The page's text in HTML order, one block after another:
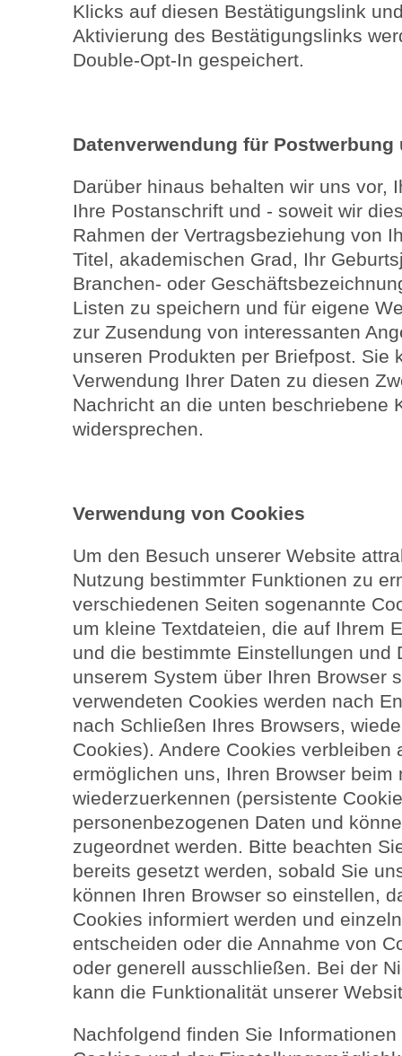
Klicks auf diesen Bestätigungslink
Aktivierung des Bestätigungslinks
Double-Opt-In gespeichert.
Datenverwendung für
Darüber hinaus behalten wir uns vor,
Ihre Postanschrift und - soweit wir
Rahmen der Vertragsbeziehung von
Titel, akademischen Grad, Ihr
Branchen- oder
Listen zu speichern und für eigene
zur Zusendung von interessanten
unseren Produkten per Briefpost. Sie
Verwendung Ihrer Daten zu diesen
Nachricht an die unten beschriebene
widersprechen.
Verwendung von Cookies
Um den Besuch unserer Website
Nutzung bestimmter Funktionen zu
verschiedenen Seiten sogenannte
um kleine Textdateien, die auf Ihrem
und die bestimmte Einstellungen und
unserem System über Ihren Browser
verwendeten Cookies werden nach
nach Schließen Ihres Browsers,
Cookies). Andere Cookies verbleiben
ermöglichen uns, Ihren Browser beim
wiederzuerkennen (persistente
personenbezogenen Daten und
zugeordnet werden. Bitte beachten
bereits gesetzt werden, sobald Sie
können Ihren Browser so einstellen,
Cookies informiert werden und
entscheiden oder die Annahme von
oder generell ausschließen. Bei der
kann die Funktionalität unserer
Nachfolgend finden Sie